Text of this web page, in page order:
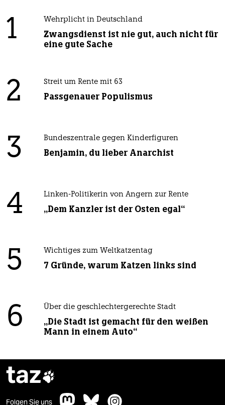
1 Wehrplicht in Deutschland
Zwangsdienst ist nie gut, auch nicht für
eine gute Sache
2 Streit um Rente mit 63
Passgenauer Populismus
3 Bundeszentrale gegen Kinderfiguren
Benjamin, du lieber Anarchist
4 Linken-Politikerin von Angern zur Rente
„Dem Kanzler ist der Osten egal“
5 Wichtiges zum Weltkatzentag
7 Gründe, warum Katzen links sind
6 Über die geschlechtergerechte Stadt
„Die Stadt ist gemacht für den weißen
Mann in einem Auto“
taz
Folgen Sie uns